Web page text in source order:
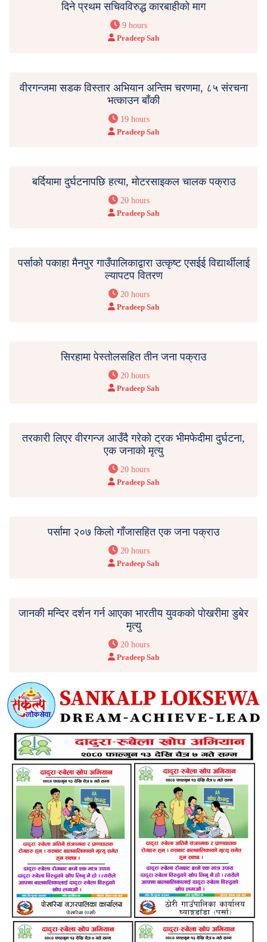
दिने प्रथम सचिवविरुद्ध कारबाहीको माग
9 hours
Pradeep Sah
वीरगन्जमा सडक विस्तार अभियान अन्तिम चरणमा, ८५ संरचना
भत्काउन बाँकी
19 hours
Pradeep Sah
बर्दियामा दुर्घटनापछि हत्या, मोटरसाइकल चालक पक्राउ
20 hours
Pradeep Sah
पर्साको पकाहा मैनपुर गाउँपालिकाद्वारा उत्कृष्ट एसईई विद्यार्थीलाई
ल्यापटप वितरण
20 hours
Pradeep Sah
सिरहामा पेस्तोलसहित तीन जना पक्राउ
20 hours
Pradeep Sah
तरकारी लिएर वीरगन्ज आउँदै गरेको ट्रक भीमफेदीमा दुर्घटना,
एक जनाको मृत्यु
20 hours
Pradeep Sah
पर्सामा २०७ किलो गाँजासहित एक जना पक्राउ
20 hours
Pradeep Sah
जानकी मन्दिर दर्शन गर्न आएका भारतीय युवकको पोखरीमा डुबेर
मृत्यु
20 hours
Pradeep Sah